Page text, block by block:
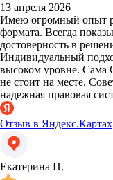
13 апреля 2026
Имею огромный опыт
формата. Всегда
достоверность в
Индивидуальный
высоком уровне. Сама
не стоит на месте.
надежная правовая
Отзыв в Яндекс.Картах
Екатерина П.